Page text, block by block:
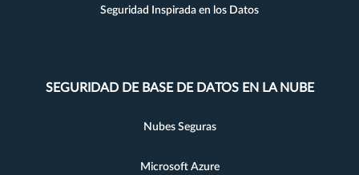
Seguridad Inspirada en los Datos
SEGURIDAD DE BASE DE DATOS EN LA NUBE
Nubes Seguras
Microsoft Azure